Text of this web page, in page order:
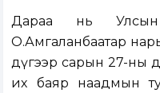
Дараа нь
О.Амгаланбаатар
дүгээр сарын 27-ны
их баяр наадмын